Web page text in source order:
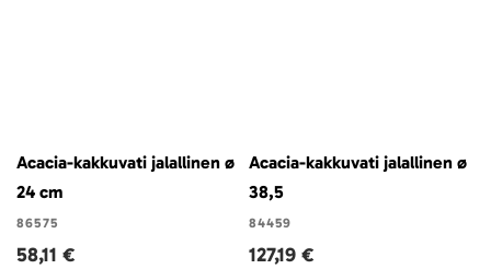
Acacia-kakkuvati jalallinen ø
24 cm
86575
58,11 €
Acacia-kakkuvati jalallinen ø
38,5
84459
127,19 €